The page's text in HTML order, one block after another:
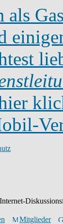
als
Internet-
Mitglieder